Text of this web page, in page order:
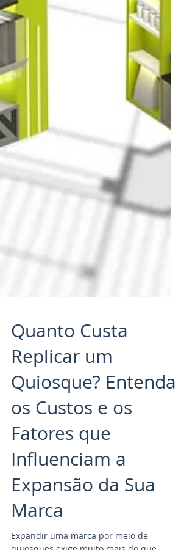
Quanto Custa
Replicar um
Quiosque? Entenda
os Custos e os
Fatores que
Influenciam a
Expansão da Sua